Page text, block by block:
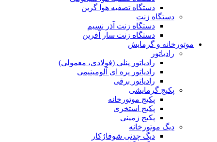
دستگاه تصفیه هوا گرین
دستگاه زنت
دستگاه زنت آذر نسیم
دستگاه زنت سار آفرین
موتورخانه و گرمایش
رادیاتور
رادیاتور پنلی (فولادی، معمولی)
رادیاتور پره ای آلومینیمی
رادیاتور برقی
پکیج گرمایشی
پکیج موتورخانه
پکیج استخری
پکیج زمینی
دیگ موتورخانه
دیگ چدنی شوفاژکار